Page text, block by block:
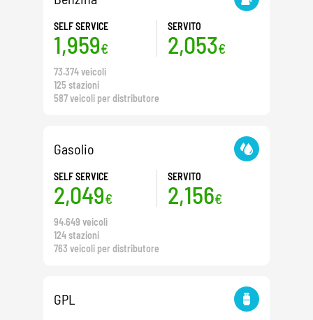
SELF SERVICE
1,959€
SERVITO
2,053€
73.374 veicoli
125 stazioni
587 veicoli per distributore
Gasolio
SELF SERVICE
2,049€
SERVITO
2,156€
94.649 veicoli
124 stazioni
763 veicoli per distributore
GPL